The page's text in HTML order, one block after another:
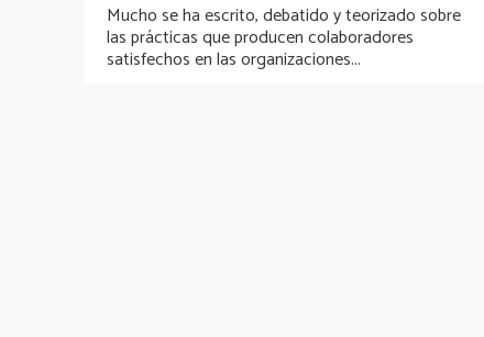
Mucho se ha escrito, debatido y teorizado sobre
las prácticas que producen colaboradores
satisfechos en las organizaciones...